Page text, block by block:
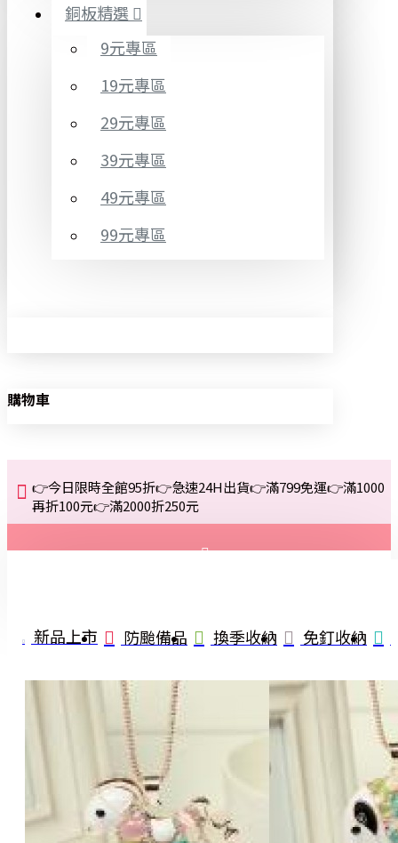
銅板精選
9元專區
19元專區
29元專區
39元專區
49元專區
99元專區
購物車
👉今日限時全館95折👉急速24H出貨👉滿799免運👉滿1000
再折100元👉滿2000折250元
註冊
詢問
新品上市 防颱備品 換季收納 免釘收納